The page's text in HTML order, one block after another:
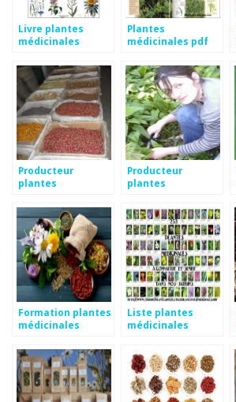
Livre plantes
médicinales
Plantes
médicinales pdf
Producteur
plantes
Producteur
plantes
Formation plantes
médicinales
Liste plantes
médicinales